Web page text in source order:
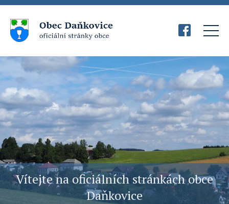
Vítejte na oficiálních stránkách obce
Daňkovice